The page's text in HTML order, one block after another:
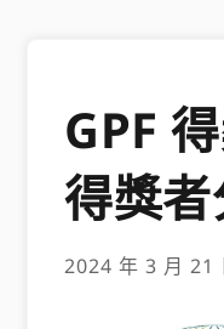
GPF
得獎
2024 年 3 月 21